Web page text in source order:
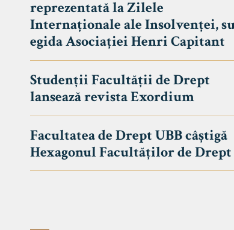
UNIVERSITATEA BABEȘ - BOLYAI
FACULTATEA
DE DREPT
Știri
reprezentată la Zilele
Internaționale ale Insolvenței,
egida Asociației Henri Capitant
Studenții Facultății de Drept
lansează revista Exordium
Facultatea de Drept UBB câștigă
Hexagonul Facultăților de Drept